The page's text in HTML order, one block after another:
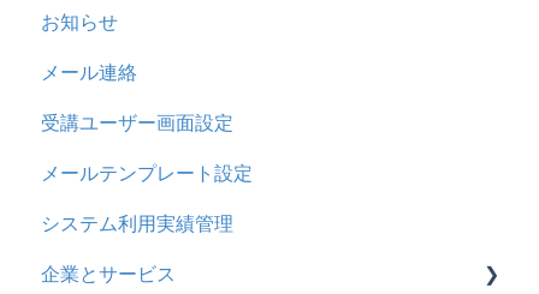
ドリル
メール
メッセージ
お知らせ
多言語変換
助成金
2023年8月アップデート
2023年4月アップデート
ドリルスキンについて
問題属性
基本操作
採点権限のみを持ったユーザ
採点・承認権限を持ったユーザ
基本操作
リンクメッセージスレッド
お知らせ
メール連絡
受講ユーザー画面設定
メールテンプレート設定
システム利用実績管理
企業とサービス